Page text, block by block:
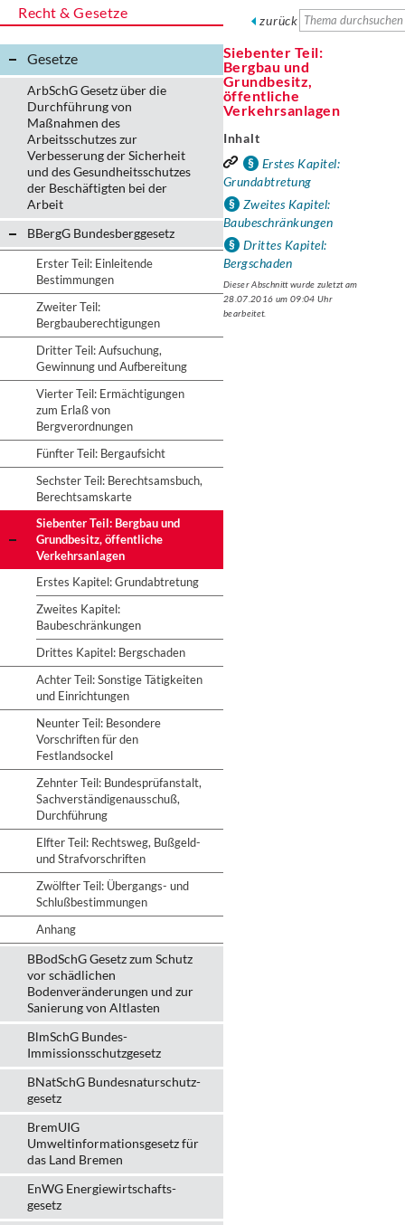
Recht & Gesetze
Gesetze
ArbSchG Gesetz über die
Durchführung von
Maßnahmen des
Arbeitsschutzes zur
Verbesserung der Sicherheit
und des Gesundheitsschutzes
der Beschäftigten bei der
Arbeit
BBergG Bundesberggesetz
Erster Teil: Einleitende
Bestimmungen
Zweiter Teil:
Bergbauberechtigungen
Dritter Teil: Aufsuchung,
Gewinnung und Aufbereitung
Vierter Teil: Ermächtigungen
zum Erlaß von
Bergverordnungen
Fünfter Teil: Bergaufsicht
Sechster Teil: Berechtsamsbuch,
Berechtsamskarte
Siebenter Teil: Bergbau und
Grundbesitz, öffentliche
Verkehrsanlagen
Erstes Kapitel: Grundabtretung
Zweites Kapitel:
Baubeschränkungen
Drittes Kapitel: Bergschaden
Achter Teil: Sonstige Tätigkeiten
und Einrichtungen
Neunter Teil: Besondere
Vorschriften für den
Festlandsockel
Zehnter Teil: Bundesprüfanstalt,
Sachverständigenausschuß,
Durchführung
Elfter Teil: Rechtsweg, Bußgeld-
und Strafvorschriften
Zwölfter Teil: Übergangs- und
Schlußbestimmungen
Anhang
BBodSchG Gesetz zum Schutz
vor schädlichen
Bodenveränderungen und zur
Sanierung von Altlasten
BlmSchG Bundes-
Immissionsschutz­gesetz
BNatSchG Bundesnaturschutz-
gesetz
BremUIG
Umweltinformationsgesetz für
das Land Bremen
EnWG Energiewirtschafts-
gesetz
zurück
Siebenter Teil:
Bergbau und
Grundbesitz,
öffentliche
Verkehrsanlagen
Inhalt
Erstes Kapitel:
Grundabtretung
Zweites Kapitel:
Baubeschränkungen
Drittes Kapitel:
Bergschaden
Dieser Abschnitt wurde zuletzt am
28.07.2016 um 09:04 Uhr
bearbeitet.